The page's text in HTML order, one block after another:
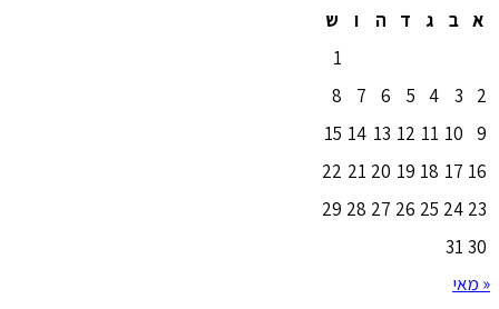
א ב ג ד ה ו
ש
1
2
3
4
5
6
7
8
9
10
11
12
13
14
15
16
17
18
19
20
21
22
23
24
25
26
27
28
29
30
31
« מאי